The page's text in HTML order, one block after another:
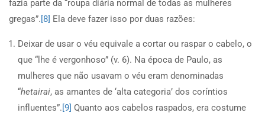
fazia parte da “roupa diária normal de todas as mulheres
gregas”.[8] Ela deve fazer isso por duas razões:
Deixar de usar o véu equivale a cortar ou raspar o cabelo, o
que “lhe é vergonhoso” (v. 6). Na época de Paulo, as
mulheres que não usavam o véu eram denominadas
“hetairai, as amantes de ‘alta categoria’ dos coríntios
influentes”.[9] Quanto aos cabelos raspados, era costume